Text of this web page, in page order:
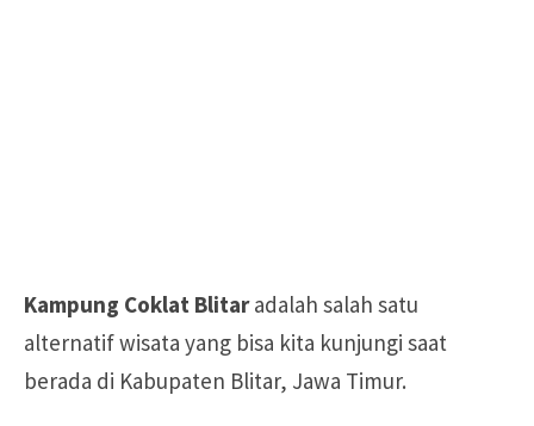
Kampung Coklat Blitaradalah salah satu
alternatif wisata yang bisa kita kunjungi saat
berada di Kabupaten Blitar, Jawa Timur.